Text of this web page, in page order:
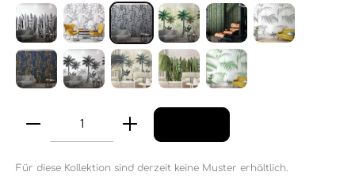
Für diese Kollektion sind derzeit keine Muster erhältlich.